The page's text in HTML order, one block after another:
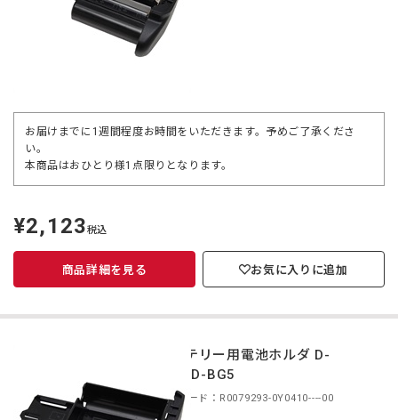
お届けまでに1週間程度お時間をいただきます。予めご了承くださ
い。
本商品はおひとり様1点限りとなります。
定
価
¥2,123税込
商品詳細を見る お気に入りに追加
バッテリー用電池ホルダ D-
BG4/D-BG5
商品コード：R0079293-0Y0410----00